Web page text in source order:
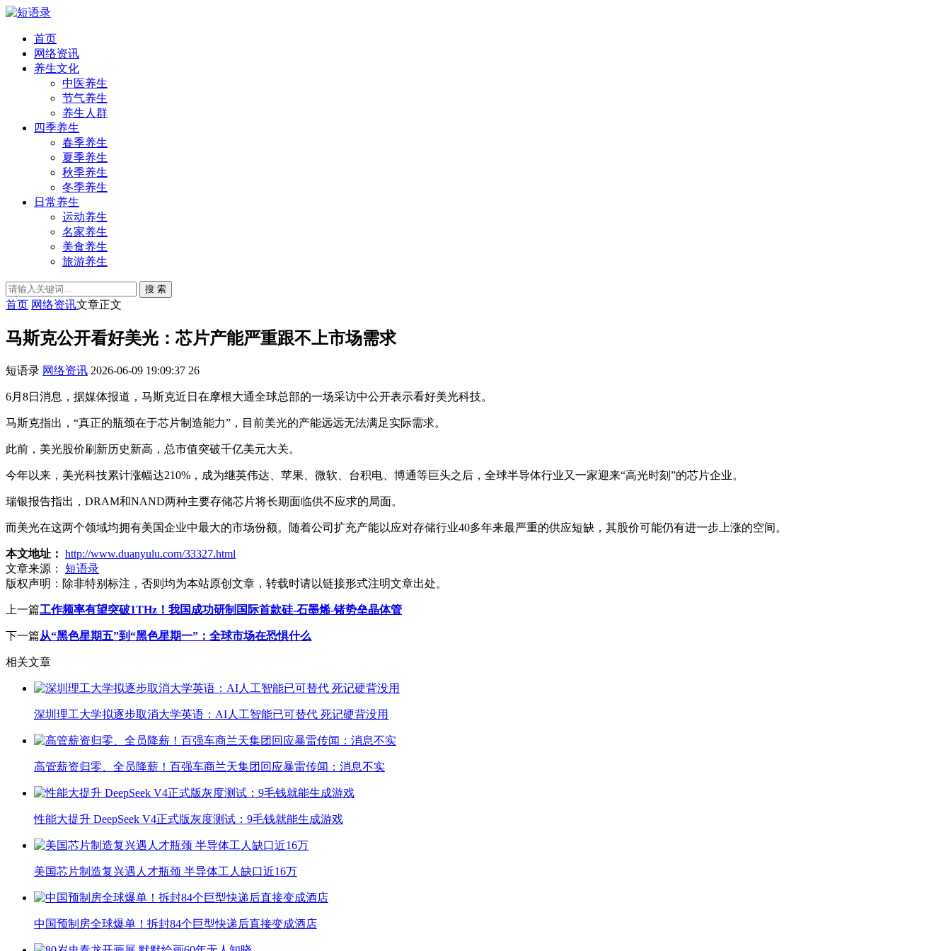
首页
网络资讯
养生文化
中医养生
节气养生
养生人群
四季养生
春季养生
夏季养生
秋季养生
冬季养生
日常养生
运动养生
名家养生
美食养生
旅游养生
搜 索
首页 网络资讯文章正文
马斯克公开看好美光：芯片产能严重跟不上市场需求
短语录 网络资讯 2026-06-09 19:09:37 26
6月8日消息，据媒体报道，马斯克近日在摩根大通全球总部的一场采访中公开表示看好美光科技。
马斯克指出，“真正的瓶颈在于芯片制造能力”，目前美光的产能远远无法满足实际需求。
此前，美光股价刷新历史新高，总市值突破千亿美元大关。
今年以来，美光科技累计涨幅达210%，成为继英伟达、苹果、微软、台积电、博通等巨头之后，全球半导体行业又一家迎来“高光时刻”的芯片企业。
瑞银报告指出，DRAM和NAND两种主要存储芯片将长期面临供不应求的局面。
而美光在这两个领域均拥有美国企业中最大的市场份额。随着公司扩充产能以应对存储行业40多年来最严重的供应短缺，其股价可能仍有进一步上涨的空间。
本文地址： http://www.duanyulu.com/33327.html
文章来源：
短语录
版权声明： 除非特别标注，否则均为本站原创文章，转载时请以链接形式注明文章出处。
上一篇工作频率有望突破1THz！我国成功研制国际首款硅-石墨烯-锗势垒晶体管
下一篇从“黑色星期五”到“黑色星期一”：全球市场在恐惧什么
相关文章
深圳理工大学拟逐步取消大学英语：AI人工智能已可替代 死记硬背没用
高管薪资归零、全员降薪！百强车商兰天集团回应暴雷传闻：消息不实
性能大提升 DeepSeek V4正式版灰度测试：9毛钱就能生成游戏
美国芯片制造复兴遇人才瓶颈 半导体工人缺口近16万
中国预制房全球爆单！拆封84个巨型快递后直接变成酒店